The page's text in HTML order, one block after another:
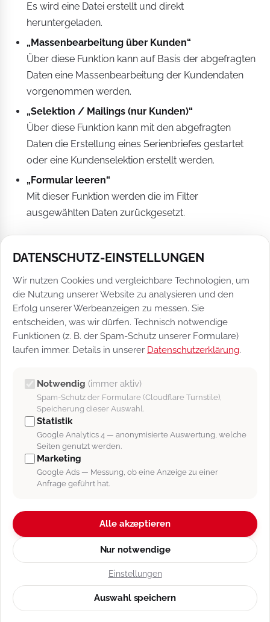
Es wird eine Datei erstellt und direkt
heruntergeladen.
„Massenbearbeitung über Kunden“
Über diese Funktion kann auf Basis der abgefragten
Daten eine Massenbearbeitung der Kundendaten
vorgenommen werden.
„Selektion / Mailings (nur Kunden)“
Über diese Funktion kann mit den abgefragten
Daten die Erstellung eines Serienbriefes gestartet
oder eine Kundenselektion erstellt werden.
„Formular leeren“
Mit dieser Funktion werden die im Filter
ausgewählten Daten zurückgesetzt.
BEISPIELHAFTE DARSTELLUNGEN
VON AUSWERTUNGEN
[Abb. 8]: Hier ist die Auswertung einer Statistik zu sehen.
In [Abb. 8] ist das Beispiel einer Auswertung zu sehen.
Die Darstellungen variieren von Fall zu Fall, je nachdem,
wie der Filter konfiguriert wurde.
Die erstellte Auswertung kann, wie bereits oben
beschrieben, über den entsprechenden Funktions-
Button als CSV-Datei (Excel-Tabelle) ausgegeben
DATENSCHUTZ-EINSTELLUNGEN
Wir nutzen Cookies und vergleichbare Technologien, um
die Nutzung unserer Website zu analysieren und den
Erfolg unserer Werbeanzeigen zu messen. Sie
entscheiden, was wir dürfen. Technisch notwendige
Funktionen (z. B. der Spam-Schutz unserer Formulare)
laufen immer. Details in unserer Datenschutzerklärung.
Notwendig (immer aktiv)
Spam-Schutz der Formulare (Cloudflare Turnstile),
Speicherung dieser Auswahl.
Statistik
Google Analytics 4 — anonymisierte Auswertung, welche
Seiten genutzt werden.
Marketing
Google Ads — Messung, ob eine Anzeige zu einer
Anfrage geführt hat.
Alle akzeptieren
Nur notwendige
Einstellungen
Auswahl speichern